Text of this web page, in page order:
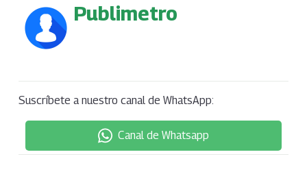
Publimetro
Suscríbete a nuestro canal de WhatsApp:
Canal de Whatsapp